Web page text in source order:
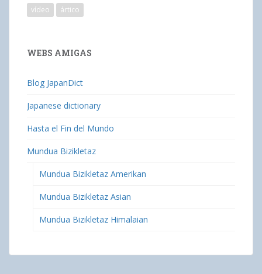
vídeo
ártico
WEBS AMIGAS
Blog JapanDict
Japanese dictionary
Hasta el Fin del Mundo
Mundua Bizikletaz
Mundua Bizikletaz Amerikan
Mundua Bizikletaz Asian
Mundua Bizikletaz Himalaian